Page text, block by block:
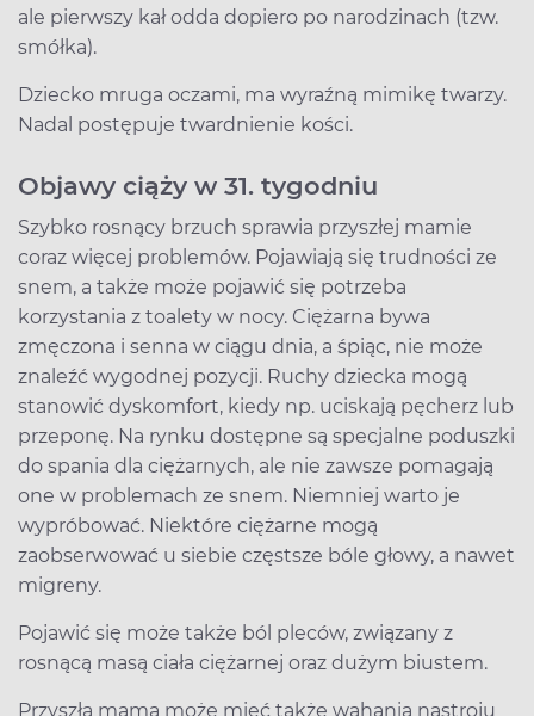
ale pierwszy kał odda dopiero po narodzinach (tzw.
smółka).
Dziecko mruga oczami, ma wyraźną mimikę twarzy.
Nadal postępuje twardnienie kości.
Objawy ciąży w 31. tygodniu
Szybko rosnący brzuch sprawia przyszłej mamie
coraz więcej problemów. Pojawiają się trudności ze
snem, a także może pojawić się potrzeba
korzystania z toalety w nocy. Ciężarna bywa
zmęczona i senna w ciągu dnia, a śpiąc, nie może
znaleźć wygodnej pozycji. Ruchy dziecka mogą
stanowić dyskomfort, kiedy np. uciskają pęcherz lub
przeponę. Na rynku dostępne są specjalne poduszki
do spania dla ciężarnych, ale nie zawsze pomagają
one w problemach ze snem. Niemniej warto je
wypróbować. Niektóre ciężarne mogą
zaobserwować u siebie częstsze bóle głowy, a nawet
migreny.
Pojawić się może także ból pleców, związany z
rosnącą masą ciała ciężarnej oraz dużym biustem.
Przyszła mama może mieć także wahania nastroju